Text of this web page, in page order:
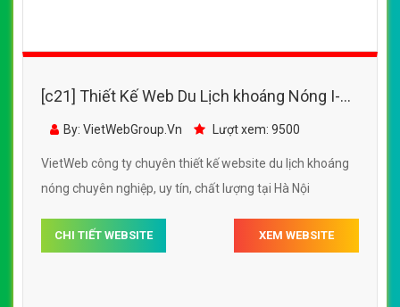
[c21] Thiết Kế Web Du Lịch khoáng Nóng I-
Resort Nha Trang đẹp SEO tốt
By: VietWebGroup.Vn Lượt xem: 9500
VietWeb công ty chuyên thiết kế website du lịch khoáng
nóng chuyên nghiệp, uy tín, chất lượng tại Hà Nội
CHI TIẾT WEBSITE XEM WEBSITE